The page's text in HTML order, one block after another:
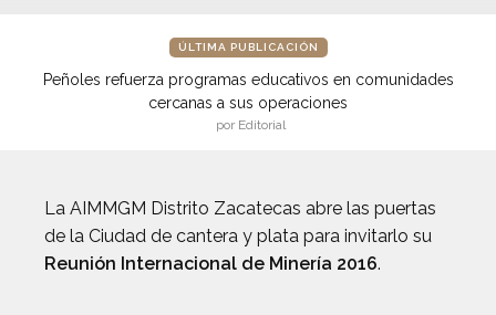
ÚLTIMA PUBLICACIÓN
Peñoles refuerza programas educativos en comunidades
cercanas a sus operaciones
por Editorial
La AIMMGM Distrito Zacatecas abre las puertas
de la Ciudad de cantera y plata para invitarlo su
Reunión Internacional de Minería 2016.